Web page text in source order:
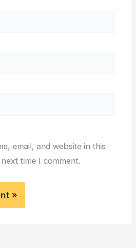
email, and website in this
time I comment.